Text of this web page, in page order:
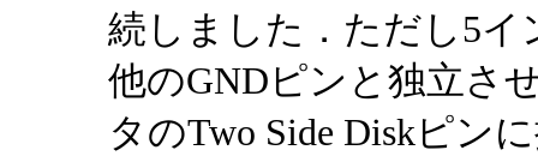
続しました．ただし5イ
他のGNDピンと独立さ
タのTwo Side Diskピン